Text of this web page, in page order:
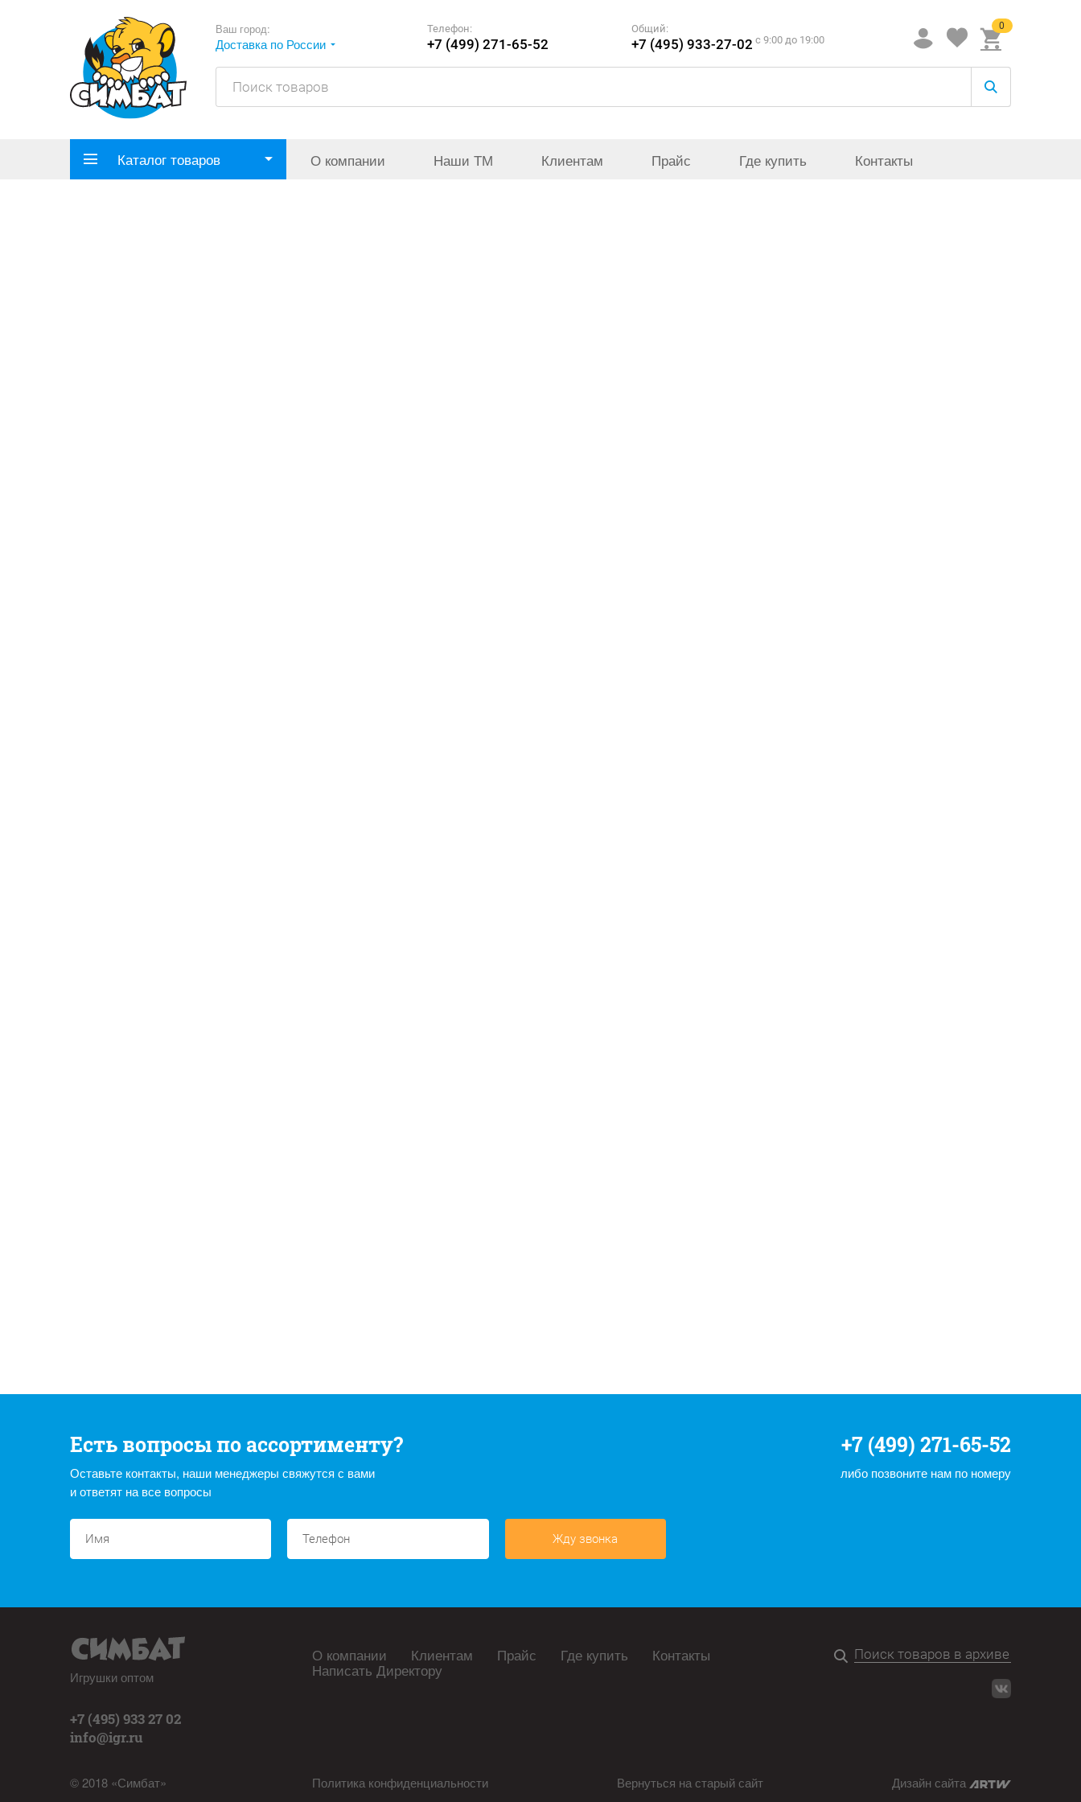
Ваш город:
Доставка по России
Телефон:
+7 (499) 271-65-52
Общий:
+7 (495) 933-27-02 c 9:00 до 19:00
0
Каталог товаров О компании Наши ТМ Клиентам Прайс Где купить Контакты
Есть вопросы по ассортименту?
Оставьте контакты, наши менеджеры свяжутся с вами
и ответят на все вопросы
+7 (499) 271-65-52
либо позвоните нам по номеру
Жду звонка
Игрушки оптом
+7 (495) 933 27 02
info@igr.ru
© 2018 «Симбат»
О компании Клиентам Прайс Где купить Контакты
Написать Директору
Политика конфиденциальности Вернуться на старый сайт Дизайн сайта